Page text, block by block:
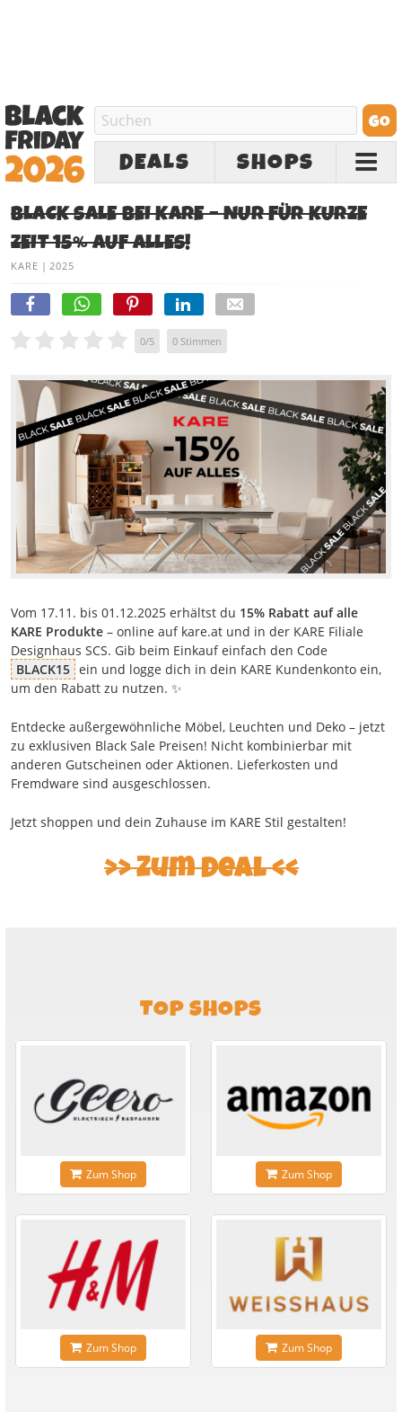
DEALS SHOPS
BLACK SALE BEI KARE – NUR FÜR KURZE
ZEIT 15% AUF ALLES!
KARE | 2025
0/5 0 Stimmen
Vom 17.11. bis 01.12.2025 erhältst du 15% Rabatt auf alle
KARE Produkte – online auf kare.at und in der KARE Filiale
Designhaus SCS. Gib beim Einkauf einfach den Code
BLACK15 ein und logge dich in dein KARE Kundenkonto ein,
um den Rabatt zu nutzen. ✨
Entdecke außergewöhnliche Möbel, Leuchten und Deko – jetzt
zu exklusiven Black Sale Preisen! Nicht kombinierbar mit
anderen Gutscheinen oder Aktionen. Lieferkosten und
Fremdware sind ausgeschlossen.
Jetzt shoppen und dein Zuhause im KARE Stil gestalten!
Zum Deal
TOP SHOPS
Zum Shop Zum Shop
Zum Shop Zum Shop